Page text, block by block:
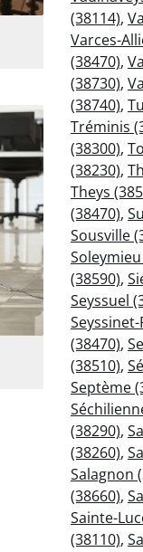
(38114),
Varces-
(38470),
(38730),
(38740),
Tréminis
(38300),
(38230),
Theys
(38470),
Sousville
(38590),
Seyssuel
(38470),
(38510),
Septème
(38290),
(38260),
Salagnon
(38660),
Sainte-
(38110),